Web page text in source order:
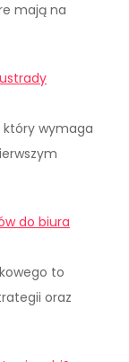
mają na
który wymaga
do biura
to
oraz